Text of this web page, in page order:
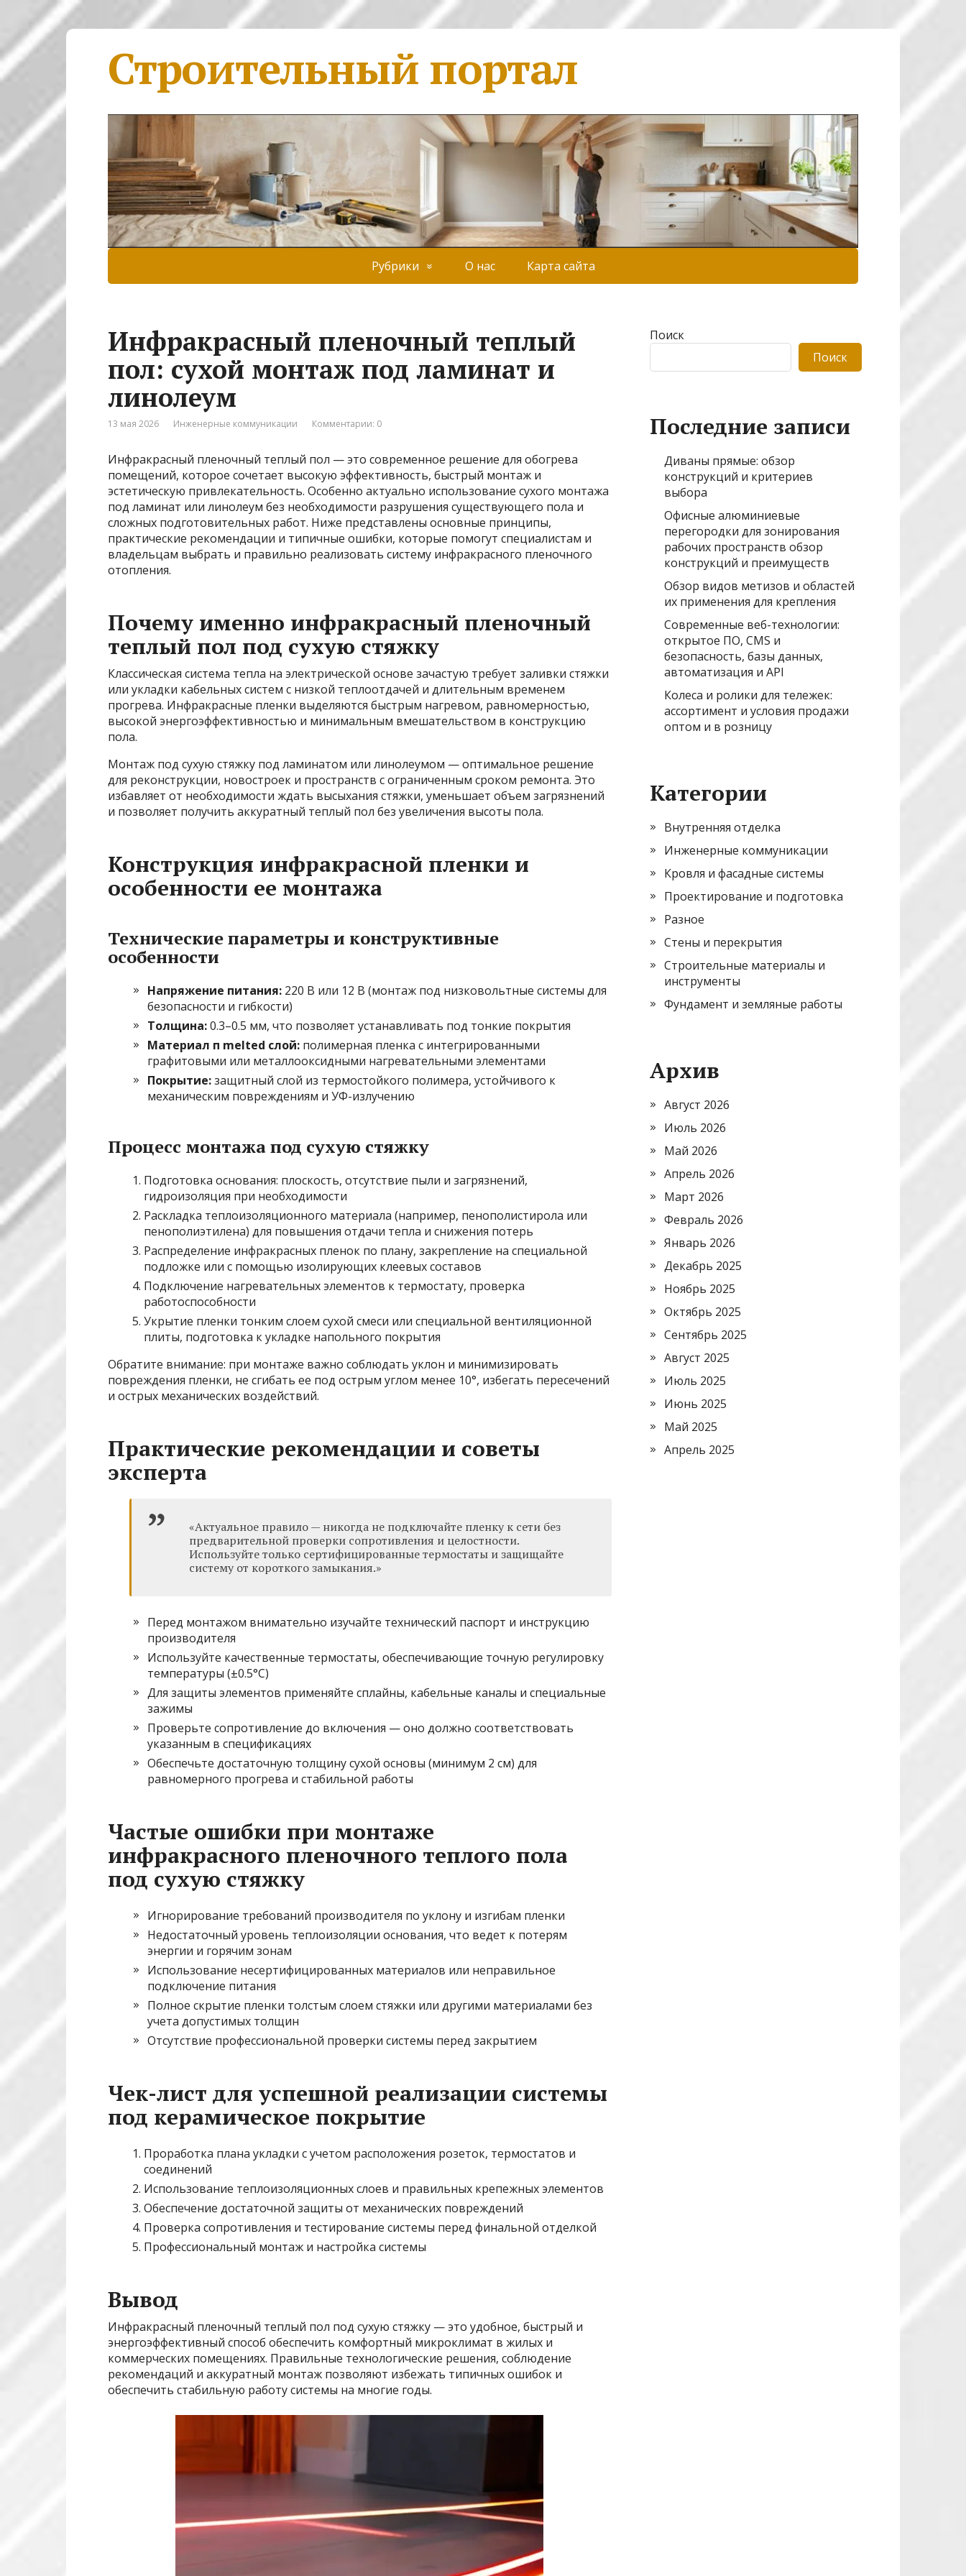
Строительный портал
Рубрики О нас Карта сайта
Инфракрасный пленочный теплый
пол: сухой монтаж под ламинат и
линолеум
13 мая 2026 Инженерные коммуникации Комментарии: 0
Инфракрасный пленочный теплый пол — это современное решение для обогрева
помещений, которое сочетает высокую эффективность, быстрый монтаж и
эстетическую привлекательность. Особенно актуально использование сухого монтажа
под ламинат или линолеум без необходимости разрушения существующего пола и
сложных подготовительных работ. Ниже представлены основные принципы,
практические рекомендации и типичные ошибки, которые помогут специалистам и
владельцам выбрать и правильно реализовать систему инфракрасного пленочного
отопления.
Почему именно инфракрасный пленочный
теплый пол под сухую стяжку
Классическая система тепла на электрической основе зачастую требует заливки стяжки
или укладки кабельных систем с низкой теплоотдачей и длительным временем
прогрева. Инфракрасные пленки выделяются быстрым нагревом, равномерностью,
высокой энергоэффективностью и минимальным вмешательством в конструкцию
пола.
Монтаж под сухую стяжку под ламинатом или линолеумом — оптимальное решение
для реконструкции, новостроек и пространств с ограниченным сроком ремонта. Это
избавляет от необходимости ждать высыхания стяжки, уменьшает объем загрязнений
и позволяет получить аккуратный теплый пол без увеличения высоты пола.
Конструкция инфракрасной пленки и
особенности ее монтажа
Технические параметры и конструктивные
особенности
Напряжение питания: 220 В или 12 В (монтаж под низковольтные системы для
безопасности и гибкости)
Толщина:0.3–0.5 мм, что позволяет устанавливать под тонкие покрытия
Материал п melted слой: полимерная пленка с интегрированными
графитовыми или металлооксидными нагревательными элементами
Покрытие:защитный слой из термостойкого полимера, устойчивого к
механическим повреждениям и УФ-излучению
Процесс монтажа под сухую стяжку
Подготовка основания: плоскость, отсутствие пыли и загрязнений,
гидроизоляция при необходимости
Раскладка теплоизоляционного материала (например, пенополистирола или
пенополиэтилена) для повышения отдачи тепла и снижения потерь
Распределение инфракрасных пленок по плану, закрепление на специальной
подложке или с помощью изолирующих клеевых составов
Подключение нагревательных элементов к термостату, проверка
работоспособности
Укрытие пленки тонким слоем сухой смеси или специальной вентиляционной
плиты, подготовка к укладке напольного покрытия
Обратите внимание: при монтаже важно соблюдать уклон и минимизировать
повреждения пленки, не сгибать ее под острым углом менее 10°, избегать пересечений
и острых механических воздействий.
Практические рекомендации и советы
эксперта
«Актуальное правило — никогда не подключайте пленку к сети без
предварительной проверки сопротивления и целостности.
Используйте только сертифицированные термостаты и защищайте
систему от короткого замыкания.»
Перед монтажом внимательно изучайте технический паспорт и инструкцию
производителя
Используйте качественные термостаты, обеспечивающие точную регулировку
температуры (±0.5°C)
Для защиты элементов применяйте сплайны, кабельные каналы и специальные
зажимы
Проверьте сопротивление до включения — оно должно соответствовать
указанным в спецификациях
Обеспечьте достаточную толщину сухой основы (минимум 2 см) для
равномерного прогрева и стабильной работы
Частые ошибки при монтаже
инфракрасного пленочного теплого пола
под сухую стяжку
Игнорирование требований производителя по уклону и изгибам пленки
Недостаточный уровень теплоизоляции основания, что ведет к потерям
энергии и горячим зонам
Использование несертифицированных материалов или неправильное
подключение питания
Полное скрытие пленки толстым слоем стяжки или другими материалами без
учета допустимых толщин
Отсутствие профессиональной проверки системы перед закрытием
Чек-лист для успешной реализации системы
под керамическое покрытие
Проработка плана укладки с учетом расположения розеток, термостатов и
соединений
Использование теплоизоляционных слоев и правильных крепежных элементов
Обеспечение достаточной защиты от механических повреждений
Проверка сопротивления и тестирование системы перед финальной отделкой
Профессиональный монтаж и настройка системы
Вывод
Инфракрасный пленочный теплый пол под сухую стяжку — это удобное, быстрый и
энергоэффективный способ обеспечить комфортный микроклимат в жилых и
коммерческих помещениях. Правильные технологические решения, соблюдение
рекомендаций и аккуратный монтаж позволяют избежать типичных ошибок и
обеспечить стабильную работу системы на многие годы.
Поиск
Поиск
Последние записи
Диваны прямые: обзор
конструкций и критериев
выбора
Офисные алюминиевые
перегородки для зонирования
рабочих пространств обзор
конструкций и преимуществ
Обзор видов метизов и областей
их применения для крепления
Современные веб-технологии:
открытое ПО, CMS и
безопасность, базы данных,
автоматизация и API
Колеса и ролики для тележек:
ассортимент и условия продажи
оптом и в розницу
Категории
Внутренняя отделка
Инженерные коммуникации
Кровля и фасадные системы
Проектирование и подготовка
Разное
Стены и перекрытия
Строительные материалы и
инструменты
Фундамент и земляные работы
Архив
Август 2026
Июль 2026
Май 2026
Апрель 2026
Март 2026
Февраль 2026
Январь 2026
Декабрь 2025
Ноябрь 2025
Октябрь 2025
Сентябрь 2025
Август 2025
Июль 2025
Июнь 2025
Май 2025
Апрель 2025